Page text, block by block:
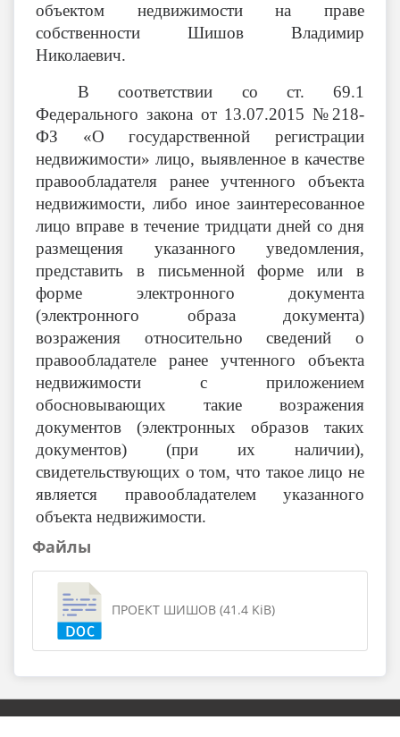
объектом недвижимости на праве
собственности Шишов Владимир
Николаевич.
В соответствии со ст. 69.1
Федерального закона от 13.07.2015 №218-
ФЗ «О государственной регистрации
недвижимости» лицо, выявленное в качестве
правообладателя ранее учтенного объекта
недвижимости, либо иное заинтересованное
лицо вправе в течение тридцати дней со дня
размещения указанного уведомления,
представить в письменной форме или в
форме электронного документа
(электронного образа документа)
возражения относительно сведений о
правообладателе ранее учтенного объекта
недвижимости с приложением
обосновывающих такие возражения
документов (электронных образов таких
документов) (при их наличии),
свидетельствующих о том, что такое лицо не
является правообладателем указанного
объекта недвижимости.
Файлы
ПРОЕКТ ШИШОВ (41.4 KiB)